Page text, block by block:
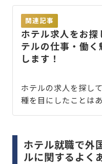
関連記事
ホテル求人をお探
テルの仕事・働く
します！
ホテルの求人を探し
種を目にしたことは
ホテル就職で外
ルに関するよく